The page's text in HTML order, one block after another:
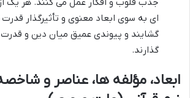
ای به سوی ابعاد معنوی و تأثیرگذار
گشایند و پیوندی عمیق میان دین و
گذارند.
ابعاد، مؤلفه ها، عناصر و